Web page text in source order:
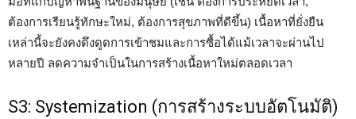
ต้องการเรียนรู้ทักษะใหม่, ต้องการสุขภาพที่ดีขึ้น) เนื้อหาที่ยั่งยืน
เหล่านี้จะยังคงดึงดูดการเข้าชมและการซื้อได้แม้เวลาจะผ่านไป
หลายปี ลดความจำเป็นในการสร้างเนื้อหาใหม่ตลอดเวลา
S3: Systemization (การสร้างระบบอัตโนมัติ)